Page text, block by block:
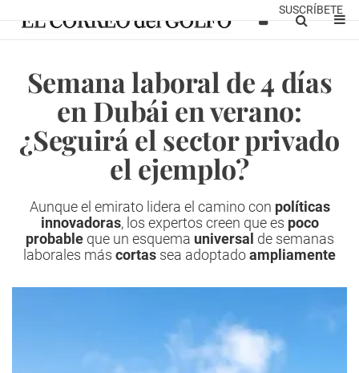
SUSCRÍBETE
Semana laboral de 4 días
en Dubái en verano:
¿Seguirá el sector privado
el ejemplo?
Aunque el emirato lidera el camino con políticas
innovadoras, los expertos creen que es poco
probableque un esquema universal de semanas
laborales más cortas sea adoptadoampliamente